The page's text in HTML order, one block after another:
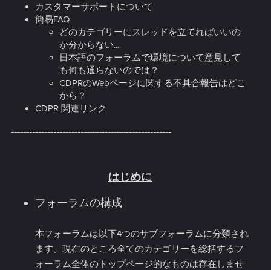
カスタマーサポートについて
簡易FAQ
どのカテゴリーにスレッドを立てればいいの
か分からない...
日本語のフォーラムで環境について意見して
も何も通らないのでは？
CDPRのWebページに関する不具合報告はどこ
から？
CDPR 関連リンク
-----------------------------------------------------
はじめに
フォーラムの構成
本フォーラムは以下4つのサブフォーラムに分類され
ます。現在のところ全てのカテゴリーを総括するフ
ォーラム全体のトップページ的なものは存在しませ